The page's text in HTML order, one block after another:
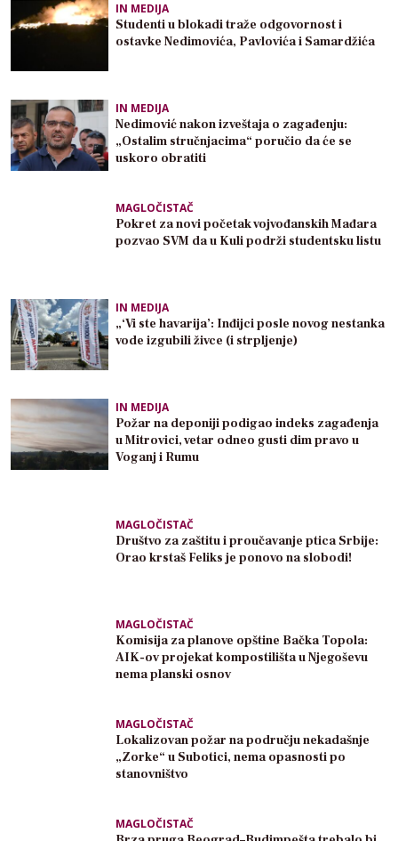
IN MEDIJA
Studenti u blokadi traže odgovornost i
ostavke Nedimovića, Pavlovića i Samardžića
IN MEDIJA
Nedimović nakon izveštaja o zagađenju:
„Ostalim stručnjacima“ poručio da će se
uskoro obratiti
MAGLOČISTAČ
Pokret za novi početak vojvođanskih Mađara
pozvao SVM da u Kuli podrži studentsku listu
IN MEDIJA
„‘Vi ste havarija’: Inđijci posle novog nestanka
vode izgubili živce (i strpljenje)
IN MEDIJA
Požar na deponiji podigao indeks zagađenja
u Mitrovici, vetar odneo gusti dim pravo u
Voganj i Rumu
MAGLOČISTAČ
Društvo za zaštitu i proučavanje ptica Srbije:
Orao krstaš Feliks je ponovo na slobodi!
MAGLOČISTAČ
Komisija za planove opštine Bačka Topola:
AIK-ov projekat kompostilišta u Njegoševu
nema planski osnov
MAGLOČISTAČ
Lokalizovan požar na području nekadašnje
„Zorke“ u Subotici, nema opasnosti po
stanovništvo
MAGLOČISTAČ